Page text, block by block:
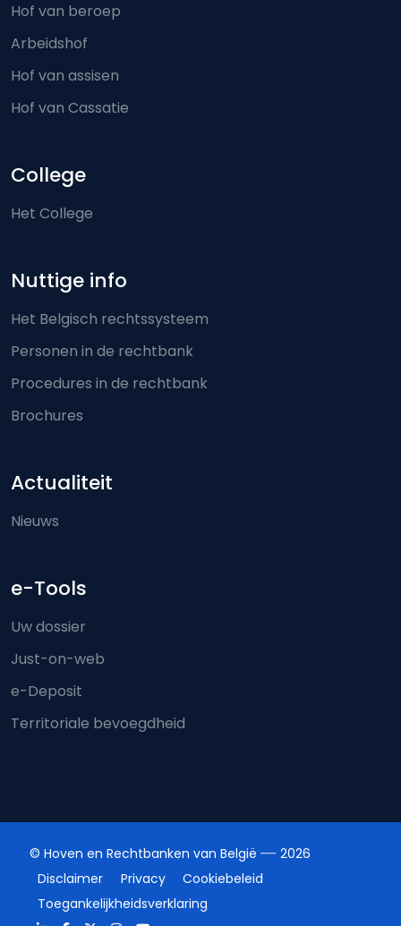
Hof van beroep
Arbeidshof
Hof van assisen
Hof van Cassatie
College
Het College
Nuttige info
Het Belgisch rechtssysteem
Personen in de rechtbank
Procedures in de rechtbank
Brochures
Actualiteit
Nieuws
e-Tools
Uw dossier
Just-on-web
e-Deposit
Territoriale bevoegdheid
© Hoven en Rechtbanken van België
2026
Disclaimer
Privacy
Cookiebeleid
Toegankelijkheidsverklaring